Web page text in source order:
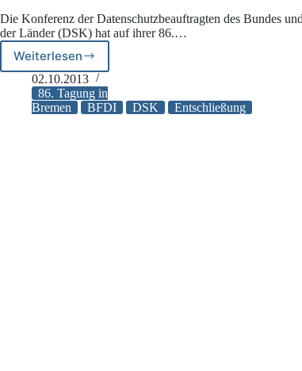
Die Konferenz der Datenschutzbeauftragten des Bundes und
der Länder (DSK) hat auf ihrer 86.…
Weiterlesen
DSK:
Mehr
Datenschutz
auf
02.10.2013
86. Tagung in
Bremen
BFDI DSK Entschließung